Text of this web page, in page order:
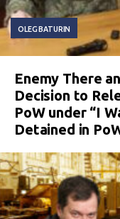
OLEG BATURIN
Enemy There
Decision to
PoW under “I
Detained in